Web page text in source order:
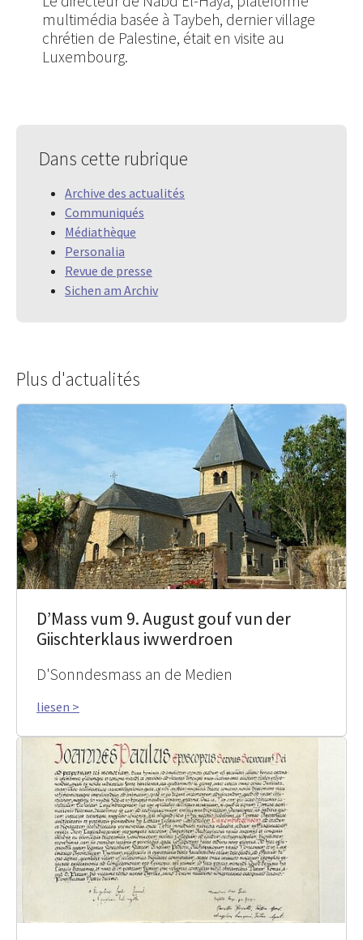
multimédia basée à Taybeh, dernier village
chrétien de Palestine, était en visite au
Luxembourg.
Dans cette rubrique
Archive des actualités
Communiqués
Médiathèque
Personalia
Revue de presse
Sichen am Archiv
Plus d'actualités
D’Mass vum 9. August gouf vun der
Giischterklaus iwwerdroen
D'Sonndesmass an de Medien
liesen >